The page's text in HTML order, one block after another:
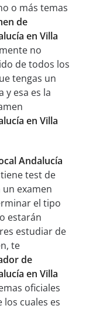
o más temas
de
en Villa
no
de todos los
tengas un
y esa es la
en Villa
Andalucía
tiene test de
examen
el tipo
estarán
estudiar de
te
de
en Villa
oficiales
los cuales es